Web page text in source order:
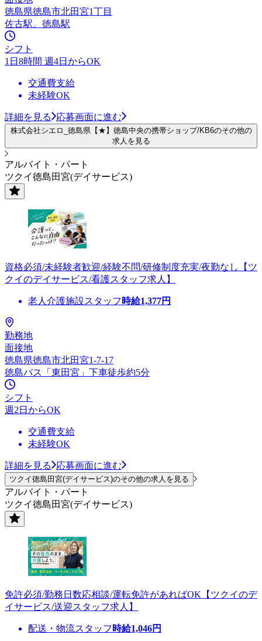
徳島県徳島市北田宮1丁目
佐古駅、徳島駅
シフト
1日8時間 週4日からOK
交通費支給
未経験OK
詳細を見る 応募画面に進む
株式会社シエロ_徳島県【★】徳島中央の携帯ショップ/KB6のその他の
求人を見る
アルバイト・パート
ツクイ徳島田宮(デイサービス)
資格必須/未経験者歓迎/経験不問/研修制度充実/夜勤なし【ツ
クイのデイサービス/看護スタッフ求人】
老人介護施設スタッフ 時給1,377円
勤務地
面接地
徳島県徳島市北田宮1-7-17
徳島バス「東田宮」下車徒歩約5分
シフト
週2日からOK
交通費支給
未経験OK
詳細を見る 応募画面に進む
ツクイ徳島田宮(デイサービス)のその他の求人を見る
アルバイト・パート
ツクイ徳島田宮(デイサービス)
免許必須/勤務日数応相談/運転免許があればOK【ツクイのデ
イサービス/送迎スタッフ求人】
配送・物流スタッフ 時給1,046円